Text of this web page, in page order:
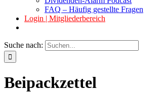
FAQ – Häufig gestellte Fragen
Login | Mitgliederbereich
Suche nach:
Beipackzettel